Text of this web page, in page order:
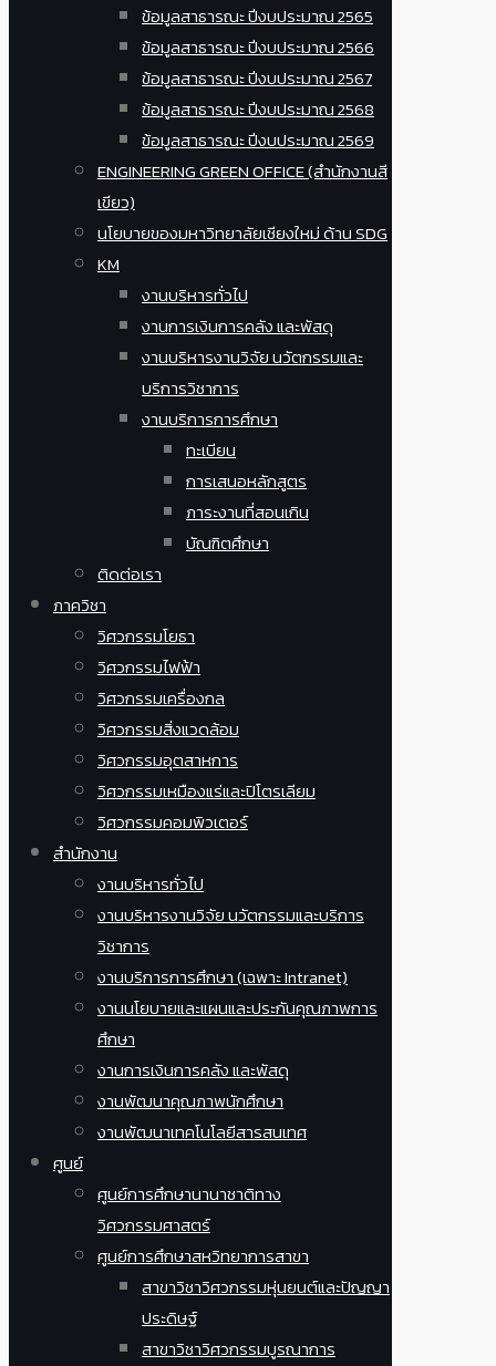
ข้อมูลสาธารณะ ปีงบประมาณ 2565
ข้อมูลสาธารณะ ปีงบประมาณ 2566
ข้อมูลสาธารณะ ปีงบประมาณ 2567
ข้อมูลสาธารณะ ปีงบประมาณ 2568
ข้อมูลสาธารณะ ปีงบประมาณ 2569
ENGINEERING GREEN OFFICE (สำนักงานสี
เขียว)
นโยบายของมหาวิทยาลัยเชียงใหม่ ด้าน SDG
KM
งานบริหารทั่วไป
งานการเงินการคลัง และพัสดุ
งานบริหารงานวิจัย นวัตกรรมและ
บริการวิชาการ
งานบริการการศึกษา
ทะเบียน
การเสนอหลักสูตร
ภาระงานที่สอนเกิน
บัณฑิตศึกษา
ติดต่อเรา
ภาควิชา
วิศวกรรมโยธา
วิศวกรรมไฟฟ้า
วิศวกรรมเครื่องกล
วิศวกรรมสิ่งแวดล้อม
วิศวกรรมอุตสาหการ
วิศวกรรมเหมืองแร่และปิโตรเลียม
วิศวกรรมคอมพิวเตอร์
สำนักงาน
งานบริหารทั่วไป
งานบริหารงานวิจัย นวัตกรรมและบริการ
วิชาการ
งานบริการการศึกษา (เฉพาะ Intranet)
งานนโยบายและแผนและประกันคุณภาพการ
ศึกษา
งานการเงินการคลัง และพัสดุ
งานพัฒนาคุณภาพนักศึกษา
งานพัฒนาเทคโนโลยีสารสนเทศ
ศูนย์
ศูนย์การศึกษานานาชาติทาง
วิศวกรรมศาสตร์
ศูนย์การศึกษาสหวิทยาการสาขา
สาขาวิชาวิศวกรรมหุ่นยนต์และปัญญา
ประดิษฐ์
สาขาวิชาวิศวกรรมบูรณาการ